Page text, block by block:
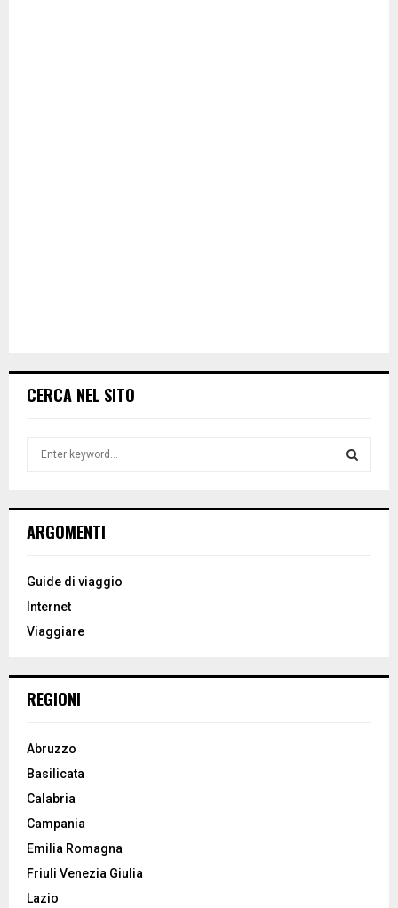
CERCA NEL SITO
h
o
:
ARGOMENTI
Guide di viaggio
Internet
Viaggiare
REGIONI
Abruzzo
Basilicata
Calabria
Campania
Emilia Romagna
Friuli Venezia Giulia
Lazio